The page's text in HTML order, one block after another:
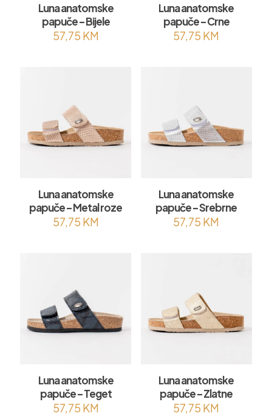
Luna anatomske
papuče – Bijele
57,75 KM
Luna anatomske
papuče – Crne
57,75 KM
Luna anatomske
papuče – Metal roze
57,75 KM
Luna anatomske
papuče – Srebrne
57,75 KM
Luna anatomske
papuče – Teget
57,75 KM
Luna anatomske
papuče – Zlatne
57,75 KM